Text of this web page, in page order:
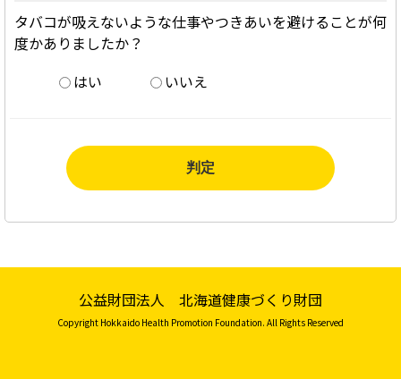
タバコが吸えないような仕事やつきあいを避けることが何
度かありましたか？
はい
いいえ
公益財団法人 北海道健康づくり財団
Copyright Hokkaido Health Promotion Foundation. All Rights Reserved